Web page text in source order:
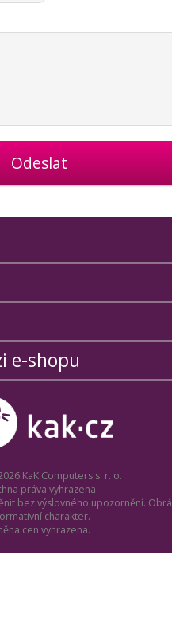
Odeslat
e-shopu
KaK Computers s. r. o.
práva vyhrazena.
bez výslovného upozornění.
charakter.
cen vyhrazena.